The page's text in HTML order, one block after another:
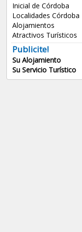
Inicial de Córdoba
Localidades Córdoba
Alojamientos
Atractivos Turísticos
Publicite!
Su Alojamiento
Su Servicio Turístico